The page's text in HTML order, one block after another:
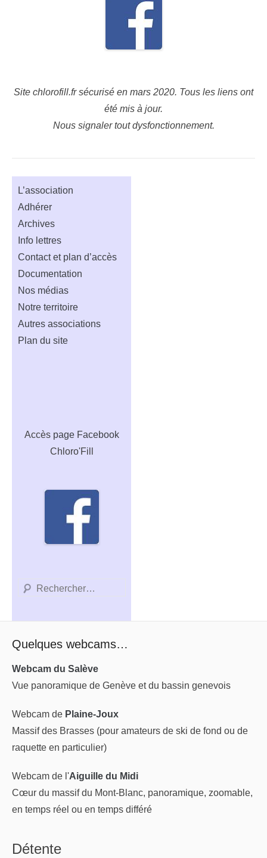
Site chlorofill.fr sécurisé en mars 2020. Tous les liens ont
été mis à jour.
Nous signaler tout dysfonctionnement.
L’association
Adhérer
Archives
Info lettres
Contact et plan d’accès
Documentation
Nos médias
Notre territoire
Autres associations
Plan du site
Accès page Facebook
Chloro'Fill
Recherche
Quelques webcams…
Webcam du Salève
Vue panoramique de Genève et du bassin genevois
Webcam de Plaine-Joux
Massif des Brasses (pour amateurs de ski de fond ou de
raquette en particulier)
Webcam de l'Aiguille du Midi
Cœur du massif du Mont-Blanc, panoramique, zoomable,
en temps réel ou en temps différé
Détente